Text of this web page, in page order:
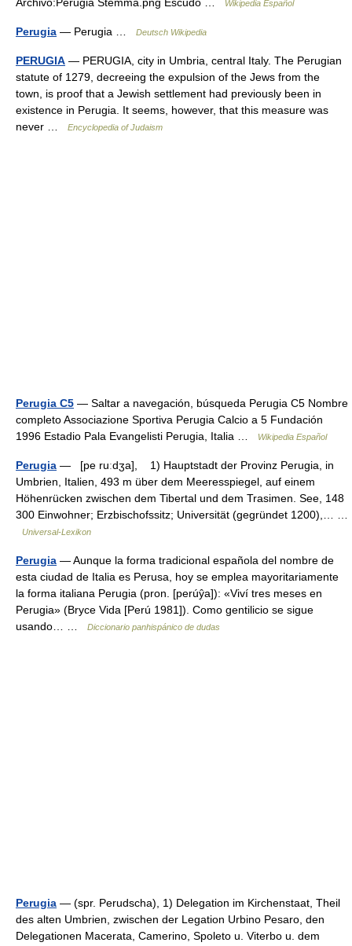
Wikipedia Español
Perugia — Perugia … Deutsch Wikipedia
PERUGIA — PERUGIA, city in Umbria, central Italy. The Perugian
statute of 1279, decreeing the expulsion of the Jews from the
town, is proof that a Jewish settlement had previously been in
existence in Perugia. It seems, however, that this measure was
never …
Encyclopedia of Judaism
Perugia C5 — Saltar a navegación, búsqueda Perugia C5 Nombre
completo Associazione Sportiva Perugia Calcio a 5 Fundación
1996 Estadio Pala Evangelisti Perugia, Italia …
Wikipedia Español
Perugia — [pe ruːdʒa], 1) Hauptstadt der Provinz Perugia, in
Umbrien, Italien, 493 m über dem Meeresspiegel, auf einem
Höhenrücken zwischen dem Tibertal und dem Trasimen. See, 148
300 Einwohner; Erzbischofssitz; Universität (gegründet 1200),… …
Universal-Lexikon
Perugia — Aunque la forma tradicional española del nombre de
esta ciudad de Italia es Perusa, hoy se emplea mayoritariamente
la forma italiana Perugia (pron. [perúŷa]): «Viví tres meses en
Perugia» (Bryce Vida [Perú 1981]). Como gentilicio se sigue
usando… …
Diccionario panhispánico de dudas
Perugia — (spr. Perudscha), 1) Delegation im Kirchenstaat, Theil
des alten Umbrien, zwischen der Legation Urbino Pesaro, den
Delegationen Macerata, Camerino, Spoleto u. Viterbo u. dem